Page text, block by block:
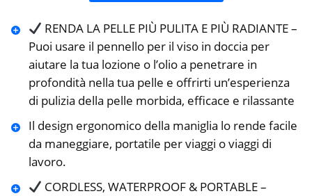
RENDA LA PELLE PIÙ PULITA E PIÙ RADIANTE –
Puoi usare il pennello per il viso in doccia per
aiutare la tua lozione o l’olio a penetrare in
profondità nella tua pelle e offrirti un’esperienza
di pulizia della pelle morbida, efficace e rilassante
Il design ergonomico della maniglia lo rende facile
da maneggiare, portatile per viaggi o viaggi di
lavoro.
CORDLESS, WATERPROOF & PORTABLE –